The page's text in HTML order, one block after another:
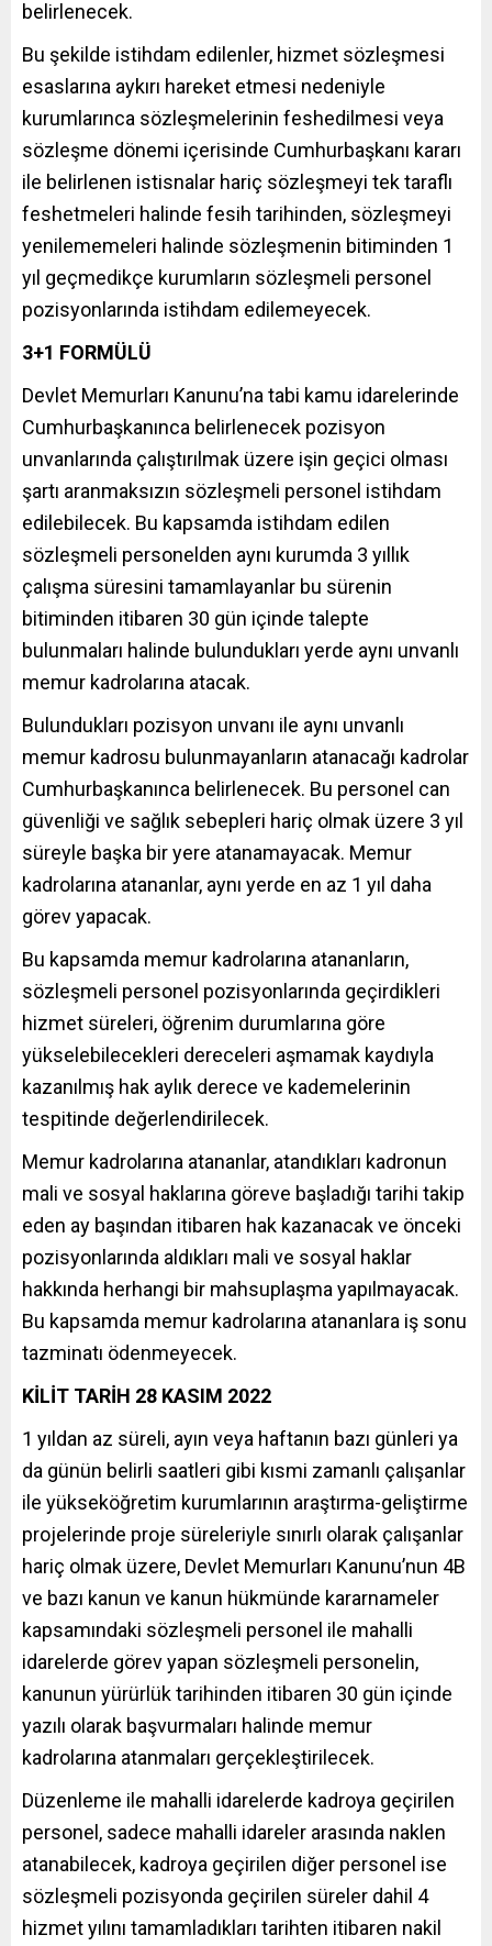
belirlenecek.
Bu şekilde istihdam edilenler, hizmet sözleşmesi
esaslarına aykırı hareket etmesi nedeniyle
kurumlarınca sözleşmelerinin feshedilmesi veya
sözleşme dönemi içerisinde Cumhurbaşkanı kararı
ile belirlenen istisnalar hariç sözleşmeyi tek taraflı
feshetmeleri halinde fesih tarihinden, sözleşmeyi
yenilememeleri halinde sözleşmenin bitiminden 1
yıl geçmedikçe kurumların sözleşmeli personel
pozisyonlarında istihdam edilemeyecek.
3+1 FORMÜLÜ
Devlet Memurları Kanunu’na tabi kamu idarelerinde
Cumhurbaşkanınca belirlenecek pozisyon
unvanlarında çalıştırılmak üzere işin geçici olması
şartı aranmaksızın sözleşmeli personel istihdam
edilebilecek. Bu kapsamda istihdam edilen
sözleşmeli personelden aynı kurumda 3 yıllık
çalışma süresini tamamlayanlar bu sürenin
bitiminden itibaren 30 gün içinde talepte
bulunmaları halinde bulundukları yerde aynı unvanlı
memur kadrolarına atacak.
Bulundukları pozisyon unvanı ile aynı unvanlı
memur kadrosu bulunmayanların atanacağı kadrolar
Cumhurbaşkanınca belirlenecek. Bu personel can
güvenliği ve sağlık sebepleri hariç olmak üzere 3 yıl
süreyle başka bir yere atanamayacak. Memur
kadrolarına atananlar, aynı yerde en az 1 yıl daha
görev yapacak.
Bu kapsamda memur kadrolarına atananların,
sözleşmeli personel pozisyonlarında geçirdikleri
hizmet süreleri, öğrenim durumlarına göre
yükselebilecekleri dereceleri aşmamak kaydıyla
kazanılmış hak aylık derece ve kademelerinin
tespitinde değerlendirilecek.
Memur kadrolarına atananlar, atandıkları kadronun
mali ve sosyal haklarına göreve başladığı tarihi takip
eden ay başından itibaren hak kazanacak ve önceki
pozisyonlarında aldıkları mali ve sosyal haklar
hakkında herhangi bir mahsuplaşma yapılmayacak.
Bu kapsamda memur kadrolarına atananlara iş sonu
tazminatı ödenmeyecek.
KİLİT TARİH 28 KASIM 2022
1 yıldan az süreli, ayın veya haftanın bazı günleri ya
da günün belirli saatleri gibi kısmi zamanlı çalışanlar
ile yükseköğretim kurumlarının araştırma-geliştirme
projelerinde proje süreleriyle sınırlı olarak çalışanlar
hariç olmak üzere, Devlet Memurları Kanunu’nun 4B
ve bazı kanun ve kanun hükmünde kararnameler
kapsamındaki sözleşmeli personel ile mahalli
idarelerde görev yapan sözleşmeli personelin,
kanunun yürürlük tarihinden itibaren 30 gün içinde
yazılı olarak başvurmaları halinde memur
kadrolarına atanmaları gerçekleştirilecek.
Düzenleme ile mahalli idarelerde kadroya geçirilen
personel, sadece mahalli idareler arasında naklen
atanabilecek, kadroya geçirilen diğer personel ise
sözleşmeli pozisyonda geçirilen süreler dahil 4
hizmet yılını tamamladıkları tarihten itibaren nakil